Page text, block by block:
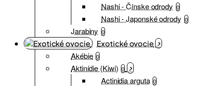
Nashi - Čínske odrody 0
Nashi - Japonské odrody 0
Jarabiny 0
Exotické ovocie
Akébie 0
Aktinídie (Kiwi) 0
Actinidia arguta 0